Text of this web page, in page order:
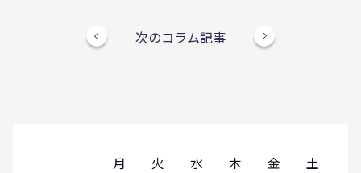
次のコラム記事
月 火 水 木 金 土